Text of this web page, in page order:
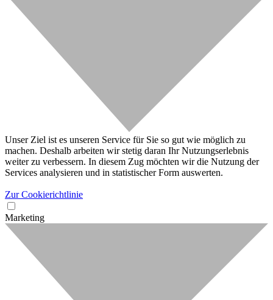
Unser Ziel ist es unseren Service für Sie so gut wie möglich zu
machen. Deshalb arbeiten wir stetig daran Ihr Nutzungserlebnis
weiter zu verbessern. In diesem Zug möchten wir die Nutzung der
Services analysieren und in statistischer Form auswerten.
Zur Cookierichtlinie
Marketing